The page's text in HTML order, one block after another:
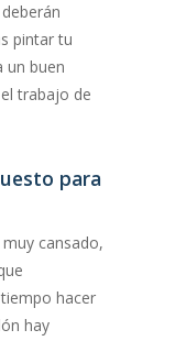
pintar tu
un buen
trabajo de
para
cansado,
hacer
hay